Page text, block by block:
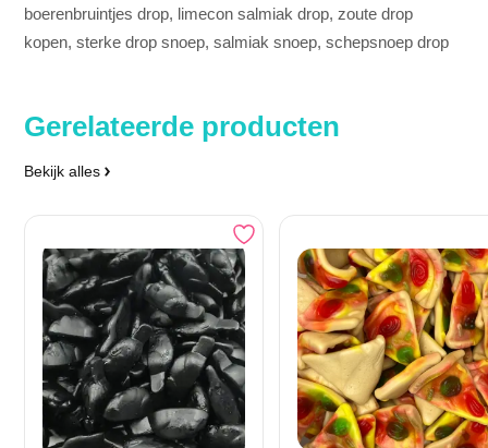
boerenbruintjes drop, limecon salmiak drop, zoute drop
kopen, sterke drop snoep, salmiak snoep, schepsnoep drop
Gerelateerde producten
Bekijk alles